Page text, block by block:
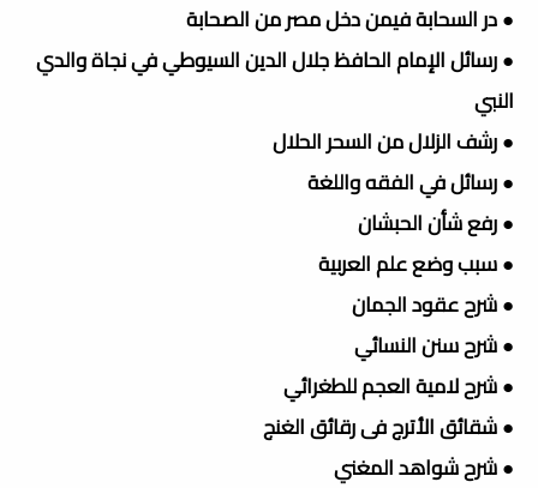
● در السحابة فيمن دخل مصر من الصحابة
● رسائل الإمام الحافظ جلال الدين السيوطي في نجاة والدي
النبي
● رشف الزلال من السحر الحلال
● رسائل في الفقه واللغة
● رفع شأن الحبشان
● سبب وضع علم العربية
● شرح عقود الجمان
● شرح سنن النسائي
● شرح لامية العجم للطغرائي
● شقائق الأترج فى رقائق الغنج
● شرح شواهد المغني